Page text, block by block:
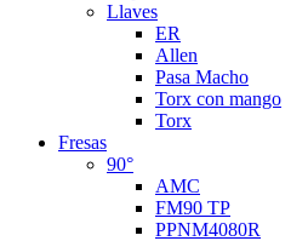
Llaves
ER
Allen
Pasa Macho
Torx con mango
Torx
Fresas
90°
AMC
FM90 TP
PPNM4080R